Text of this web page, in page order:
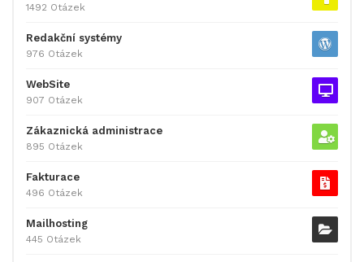
1492 Otázek
Redakční systémy
976 Otázek
WebSite
907 Otázek
Zákaznická administrace
895 Otázek
Fakturace
496 Otázek
Mailhosting
445 Otázek